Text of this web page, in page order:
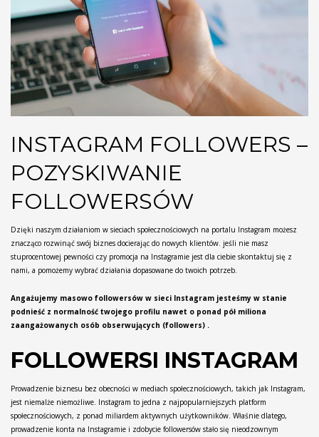
INSTAGRAM FOLLOWERS –
POZYSKIWANIE
FOLLOWERSÓW
Dzięki naszym działaniom w sieciach społecznościowych na portalu Instagram możesz
znacząco rozwinąć swój biznes docierając do nowych klientów. jeśli nie masz
stuprocentowej pewności czy promocja na Instagramie jest dla ciebie skontaktuj się z
nami, a pomożemy wybrać działania dopasowane do twoich potrzeb.
Angażujemy masowo followersów w sieci Instagram jesteśmy w stanie
podnieść z normalność twojego profilu nawet o ponad pół miliona
zaangażowanych osób obserwujących (followers) .
FOLLOWERSI INSTAGRAM
Prowadzenie biznesu bez obecności w mediach społecznościowych, takich jak Instagram,
jest niemalże niemożliwe. Instagram to jedna z najpopularniejszych platform
społecznościowych, z ponad miliardem aktywnych użytkowników. Właśnie dlatego,
prowadzenie konta na Instagramie i zdobycie followersów stało się nieodzownym